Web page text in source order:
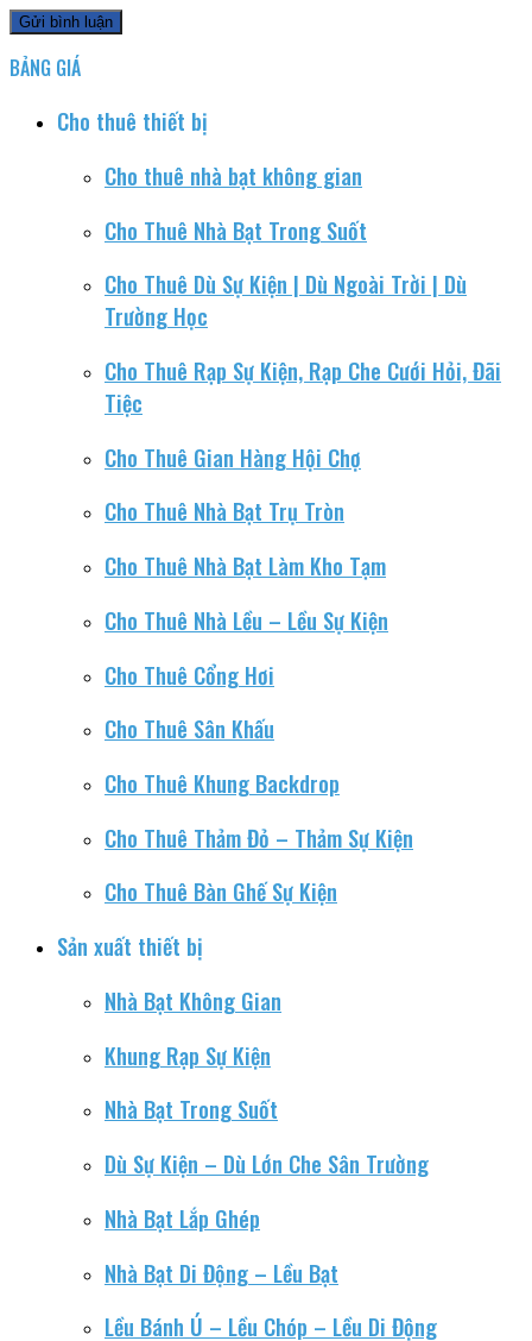
BẢNG GIÁ
Cho thuê thiết bị
Cho thuê nhà bạt không gian
Cho Thuê Nhà Bạt Trong Suốt
Cho Thuê Dù Sự Kiện | Dù Ngoài Trời | Dù
Trường Học
Cho Thuê Rạp Sự Kiện, Rạp Che Cưới Hỏi, Đãi
Tiệc
Cho Thuê Gian Hàng Hội Chợ
Cho Thuê Nhà Bạt Trụ Tròn
Cho Thuê Nhà Bạt Làm Kho Tạm
Cho Thuê Nhà Lều – Lều Sự Kiện
Cho Thuê Cổng Hơi
Cho Thuê Sân Khấu
Cho Thuê Khung Backdrop
Cho Thuê Thảm Đỏ – Thảm Sự Kiện
Cho Thuê Bàn Ghế Sự Kiện
Sản xuất thiết bị
Nhà Bạt Không Gian
Khung Rạp Sự Kiện
Nhà Bạt Trong Suốt
Dù Sự Kiện – Dù Lớn Che Sân Trường
Nhà Bạt Lắp Ghép
Nhà Bạt Di Động – Lều Bạt
Lều Bánh Ú – Lều Chóp – Lều Di Động